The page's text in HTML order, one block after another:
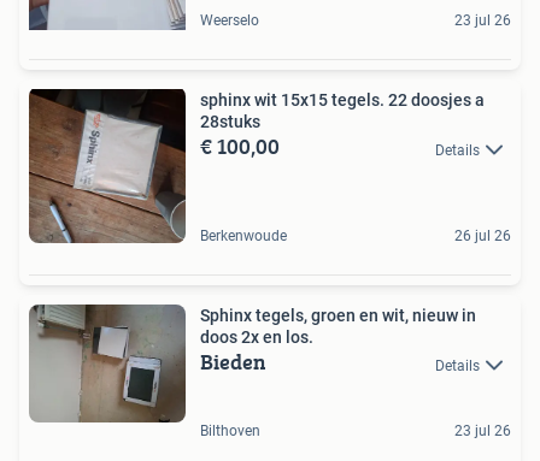
Weerselo 23 jul 26
sphinx wit 15x15 tegels. 22 doosjes a
28stuks
€ 100,00 Details
Berkenwoude 26 jul 26
Sphinx tegels, groen en wit, nieuw in
doos 2x en los.
Bieden Details
Bilthoven 23 jul 26